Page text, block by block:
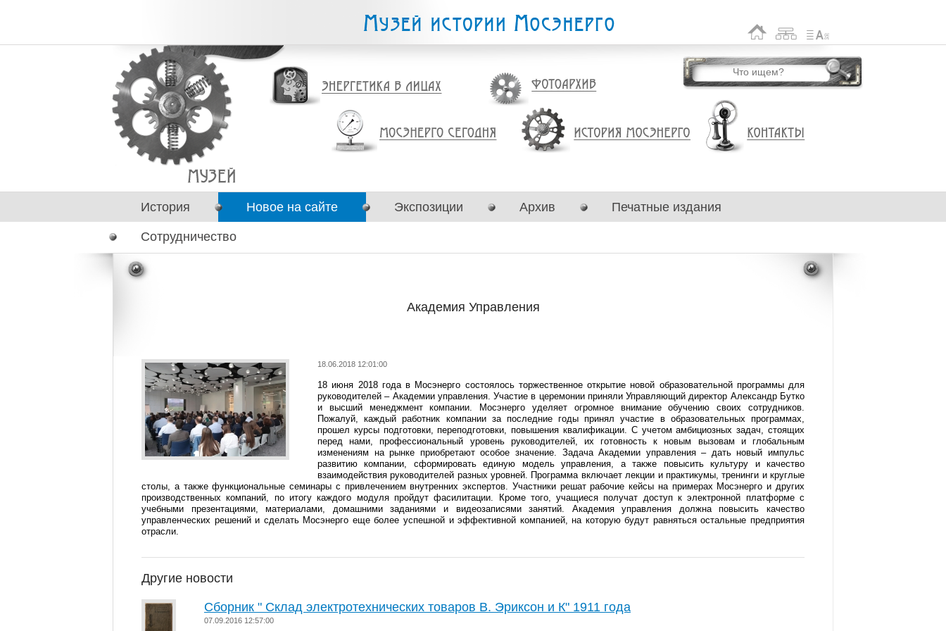
История Новое на сайте Экспозиции Архив Печатные издания
Сотрудничество
Академия Управления
18.06.2018 12:01:00
18 июня 2018 года в Мосэнерго состоялось торжественное открытие новой образовательной программы для
руководителей – Академии управления. Участие в церемонии приняли Управляющий директор Александр Бутко
и высший менеджмент компании. Мосэнерго уделяет огромное внимание обучению своих сотрудников.
Пожалуй, каждый работник компании за последние годы принял участие в образовательных программах,
прошел курсы подготовки, переподготовки, повышения квалификации. С учетом амбициозных задач, стоящих
перед нами, профессиональный уровень руководителей, их готовность к новым вызовам и глобальным
изменениям на рынке приобретают особое значение. Задача Академии управления – дать новый импульс
развитию компании, сформировать единую модель управления, а также повысить культуру и качество
взаимодействия руководителей разных уровней. Программа включает лекции и практикумы, тренинги и круглые
столы, а также функциональные семинары с привлечением внутренних экспертов. Участники решат рабочие кейсы на примерах Мосэнерго и других
производственных компаний, по итогу каждого модуля пройдут фасилитации. Кроме того, учащиеся получат доступ к электронной платформе с
учебными презентациями, материалами, домашними заданиями и видеозаписями занятий. Академия управления должна повысить качество
управленческих решений и сделать Мосэнерго еще более успешной и эффективной компанией, на которую будут равняться остальные предприятия
отрасли.
Другие новости
Сборник " Склад электротехнических товаров В. Эриксон и К" 1911 года
07.09.2016 12:57:00